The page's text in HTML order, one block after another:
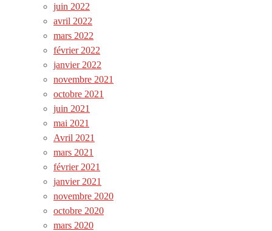
juin 2022
avril 2022
mars 2022
février 2022
janvier 2022
novembre 2021
octobre 2021
juin 2021
mai 2021
Avril 2021
mars 2021
février 2021
janvier 2021
novembre 2020
octobre 2020
mars 2020